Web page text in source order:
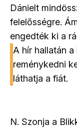
Dánielt
felelősségre.
engedték ki a
A hír hallatán
reménykedni
láthatja a fiát.
N. Szonja a